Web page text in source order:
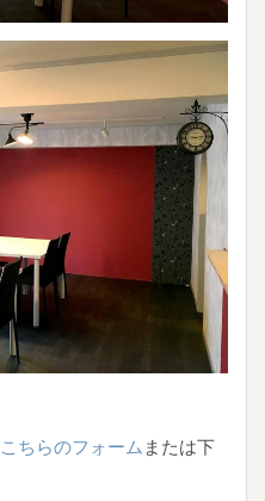
こちらのフォーム または下